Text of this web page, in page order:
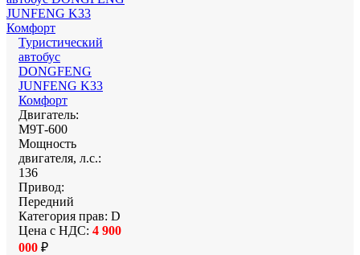
Туристический
автобус
DONGFENG
JUNFENG K33
Комфорт
Двигатель:
М9Т-600
Мощность
двигателя, л.с.:
136
Привод:
Передний
Категория прав: D
Цена с НДС: 4 900
000 ₽